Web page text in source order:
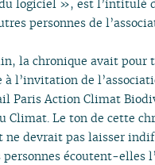
logiciel », est l’intitulé
personnes de
la chronique avait
l’invitation de
Paris Action Climat
Climat. Le ton de cette
devrait pas laisser
écoutent-elles